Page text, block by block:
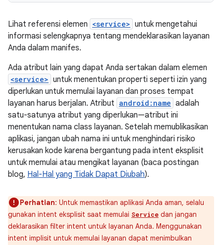
Lihat referensi elemen <service> untuk mengetahui
informasi selengkapnya tentang mendeklarasikan layanan
Anda dalam manifes.
Ada atribut lain yang dapat Anda sertakan dalam elemen
<service> untuk menentukan properti seperti izin yang
diperlukan untuk memulai layanan dan proses tempat
layanan harus berjalan. Atribut android:name adalah
satu-satunya atribut yang diperlukan—atribut ini
menentukan nama class layanan. Setelah memublikasikan
aplikasi, jangan ubah nama ini untuk menghindari risiko
kerusakan kode karena bergantung pada intent eksplisit
untuk memulai atau mengikat layanan (baca postingan
blog, Hal-Hal yang Tidak Dapat Diubah).
Perhatian: Untuk memastikan aplikasi Anda aman, selalu
gunakan intent eksplisit saat memulai Service dan jangan
deklarasikan filter intent untuk layanan Anda. Menggunakan
intent implisit untuk memulai layanan dapat menimbulkan